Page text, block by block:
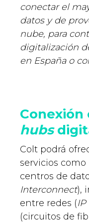
conectar el
datos y de
nube, para
digitalización
en España o
Conexión
hubs
Colt podrá
servicios
centros de
Interconnect),
entre redes (IP
(circuitos de